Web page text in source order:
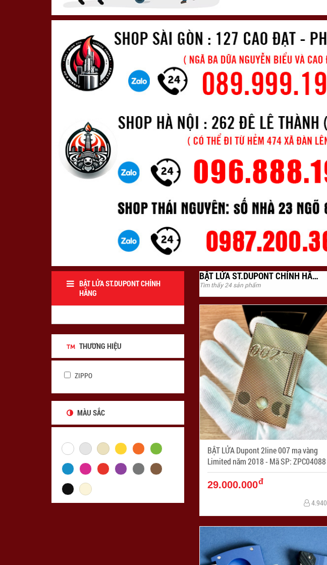
BẬT LỬA ST.DUPONT CHÍNH HÃNG
Tìm thấy 24 sản phẩm
BẬT LỬA Dupont 2line 007 mạ vàng
Limited năm 2018 - Mã SP: ZPC04088
29.000.000đ
4.940
BẬT LỬA ST.DUPONT CHÍNH
HÃNG
THƯƠNG HIỆU
ZIPPO
MÀU SẮC